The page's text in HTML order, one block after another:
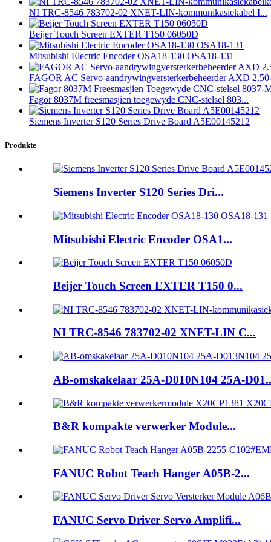
NI TRC-8546 783702-02 XNET-LIN-kommunikasiekabel I...
Beijer Touch Screen EXTER T150 06050D
Mitsubishi Electric Encoder OSA18-130 OSA18-131
FAGOR AC Servo-aandrywingversterkerbeheerder AXD
Fagor 8037M freesmasjien toegewyde CNC-stelsel 803...
Siemens Inverter S120 Series Drive Board A5E00145212
Produkte
Siemens Inverter S120 Series Dri...
Mitsubishi Electric Encoder OSA1...
Beijer Touch Screen EXTER T150 0...
NI TRC-8546 783702-02 XNET-LIN C...
AB-omskakelaar 25A-D010N104 25A-
B&R kompakte verwerker Module...
FANUC Robot Teach Hanger A05B-2...
FANUC Servo Driver Servo Amplifi...